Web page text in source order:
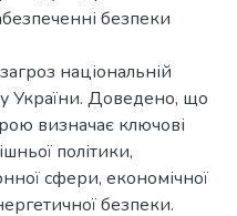
безпеки
національній
України. Доведено, що
визначає ключові
політики,
сфери, економічної
безпеки.